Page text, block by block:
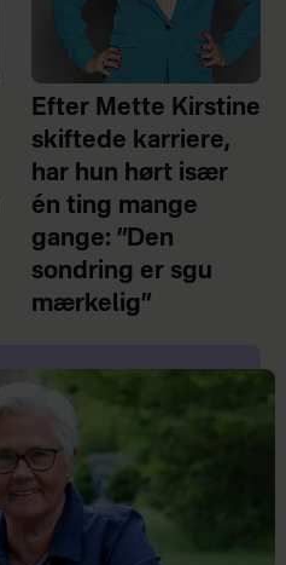
Efter Mette Kirstine
skiftede karriere,
har hun hørt især
én ting mange
gange: ”Den
sondring er sgu
mærkelig”